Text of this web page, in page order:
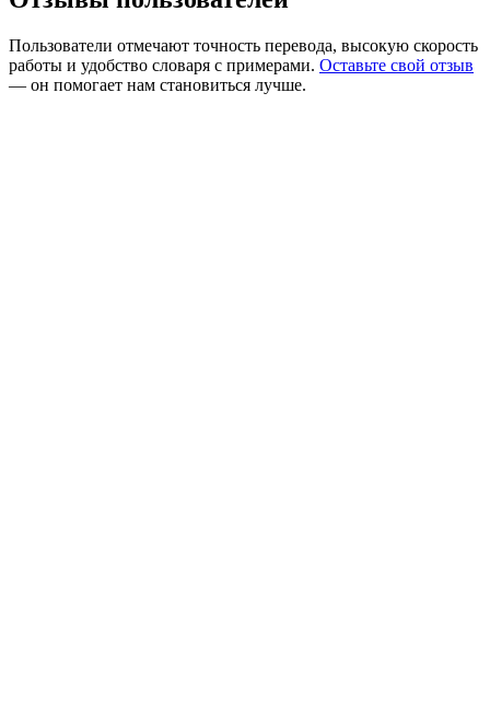
Пользователи отмечают точность перевода, высокую скорость
работы и удобство словаря с примерами. Оставьте свой отзыв
— он помогает нам становиться лучше.